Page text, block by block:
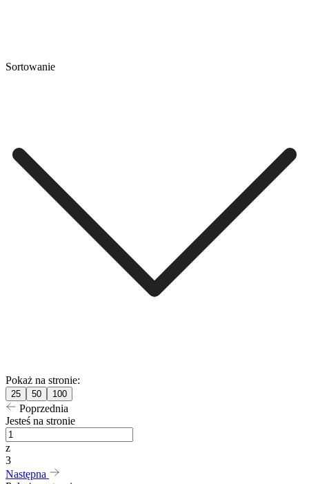
Sortowanie
Pokaż na stronie:
25 50 100
Poprzednia
Jesteś na stronie
z
3
Następna